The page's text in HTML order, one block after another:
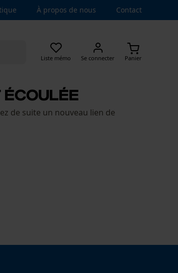
À propos de nous Contact
Liste mémo Se connecter Panier
de suite un nouveau lien de